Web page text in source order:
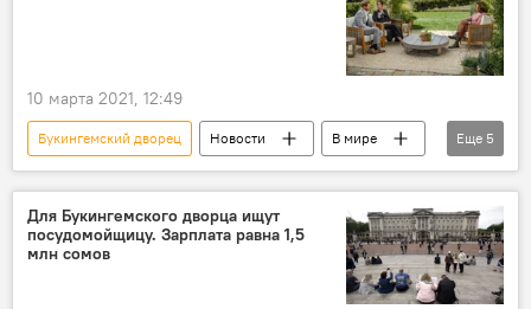
10 марта 2021, 12:49
Букингемский дворец Новости
В мире
Общество
принц Гарри
Меган Маркл
расизм
Еще 5
Для Букингемского дворца ищут
посудомойщицу. Зарплата равна 1,5
млн сомов